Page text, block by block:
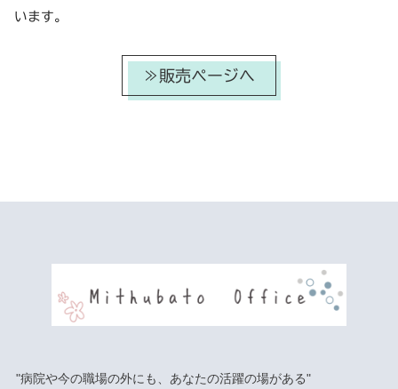
います。
≫販売ページへ
"病院や今の職場の外にも、あなたの活躍の場がある"